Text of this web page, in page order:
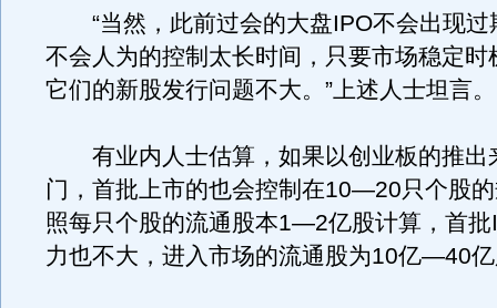
“当然，此前过会的大盘IPO不会出现过
不会人为的控制太长时间，只要市场稳定时
它们的新股发行问题不大。”上述人士坦言。
有业内人士估算，如果以创业板的推出
门，首批上市的也会控制在10—20只个股
照每只个股的流通股本1—2亿股计算，首批
力也不大，进入市场的流通股为10亿—40